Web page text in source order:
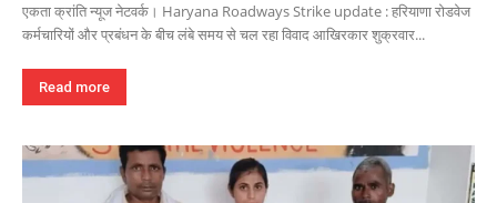
एकता क्रांति न्यूज नेटवर्क। Haryana Roadways Strike update : हरियाणा रोडवेज
कर्मचारियों और प्रबंधन के बीच लंबे समय से चल रहा विवाद आखिरकार शुक्रवार...
Read more